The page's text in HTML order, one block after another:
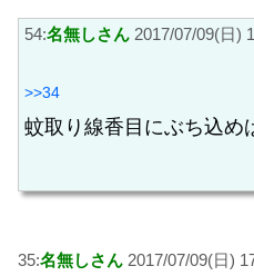
54:名無しさん 2017/07/09(日)
>>34
蚊取り線香目にぶち込め
35:名無しさん 2017/07/09(日)